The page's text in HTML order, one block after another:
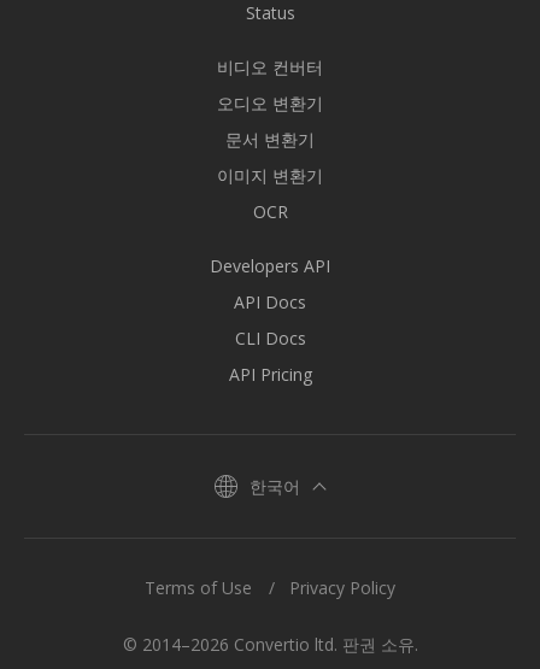
Status
비디오 컨버터
오디오 변환기
문서 변환기
이미지 변환기
OCR
Developers API
API Docs
CLI Docs
API Pricing
한국어
© 2014–2026 Convertio ltd. 판권 소유.
Terms of Use Privacy Policy